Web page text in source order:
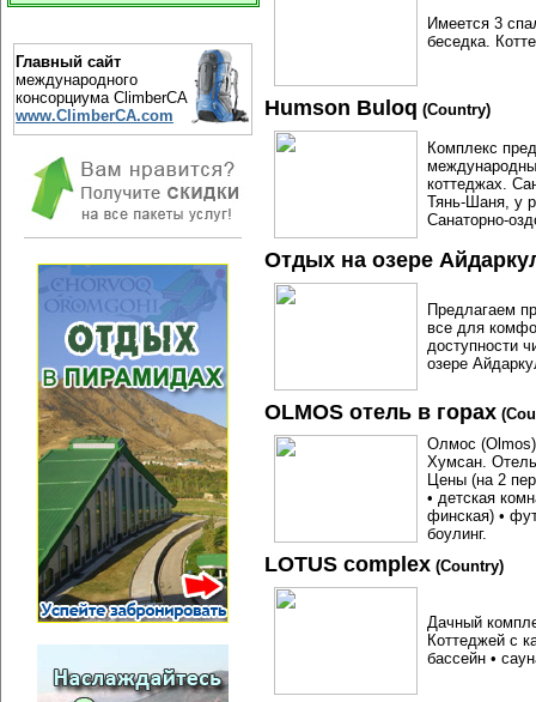
Главный сайт
международного
консорциума ClimberCA
www.ClimberCA.com
Имеется 3
беседка.
Humson Buloq (Country)
Комплекс
коттеджах.
Тянь-Шаня, у
Санаторно-
Отдых на озере
Предлагаем
все для
доступности
озере
OLMOS отель в горах
Олмос (Olmos)
Хумсан.
Цены (на 2
• детская
финская) •
боулинг.
LOTUS complex (Country)
Дачный
Коттеджей с
бассейн •